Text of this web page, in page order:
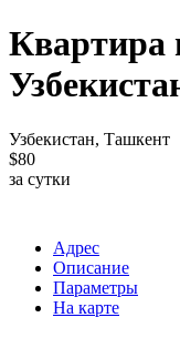
Квартира
Узбекистан, Ташкент
$80
за сутки
Адрес
Описание
Параметры
На карте